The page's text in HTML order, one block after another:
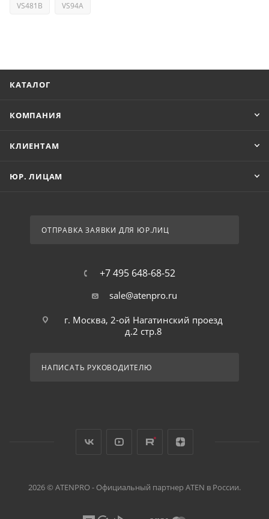
VS481B
VS94A
КАТАЛОГ
КОМПАНИЯ
КЛИЕНТАМ
ЮР. ЛИЦАМ
ОТПРАВКА ЗАЯВКИ ДЛЯ ЮР.ЛИЦ
+7 495 648-68-52
sale@atenpro.ru
г. Москва, 2-ой Нагатинский проезд
д.2 стр.8
НАПИСАТЬ РУКОВОДИТЕЛЮ
2026 © ATENPRO - Официальный партнер ATEN в России.